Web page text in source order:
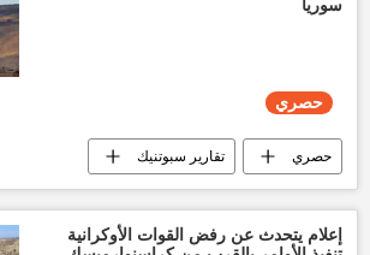
سوريا
حصري
حصري تقارير سبوتنيك
أخبار تركيا اليوم أخبار سوريا اليوم
الولايات المتحدة الأمريكية
إعلام يتحدث عن رفض القوات الأوكرانية